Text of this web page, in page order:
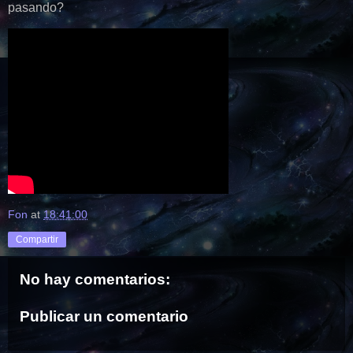
pasando?
Fon at 18:41:00
Compartir
No hay comentarios:
Publicar un comentario